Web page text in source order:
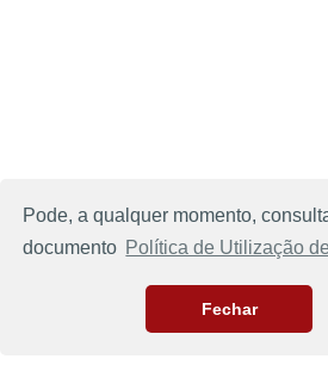
Pode, a qualquer momento,
documento Política de Utilização
Fechar